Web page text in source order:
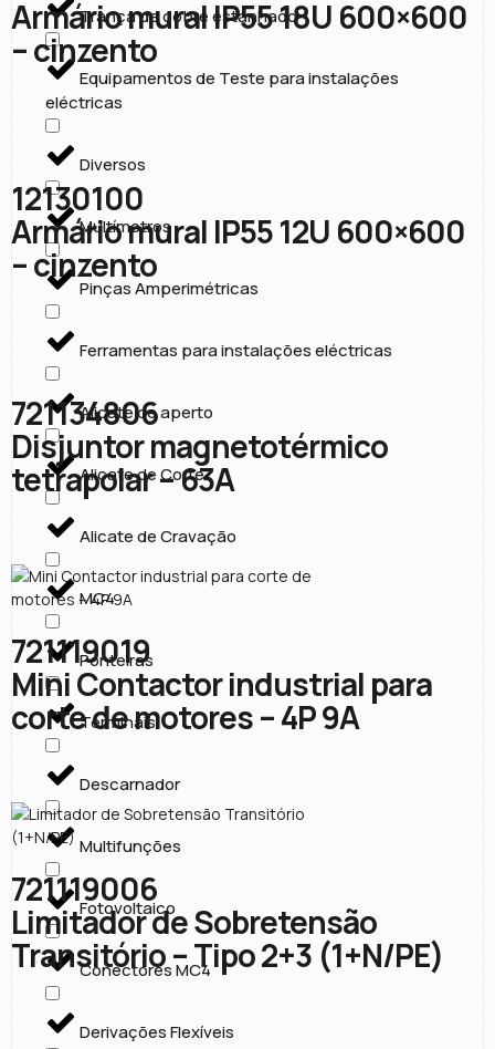
Trança de cobre estanhado
Equipamentos de Teste para instalações
eléctricas
Diversos
Multímetros
Pinças Amperimétricas
Ferramentas para instalações eléctricas
Alicate de aperto
Alicate de Corte
Alicate de Cravação
MC4
Ponteiras
Terminais
Descarnador
Multifunções
Fotovoltaico
Conectores MC4
Derivações Flexíveis
Armário mural IP55 18U 600×600
– cinzento
12130100
Armário mural IP55 12U 600×600
– cinzento
721134806
Disjuntor magnetotérmico
tetrapolar – 63A
721119019
Mini Contactor industrial para
corte de motores – 4P 9A
721119006
Limitador de Sobretensão
Transitório – Tipo 2+3 (1+N/PE)